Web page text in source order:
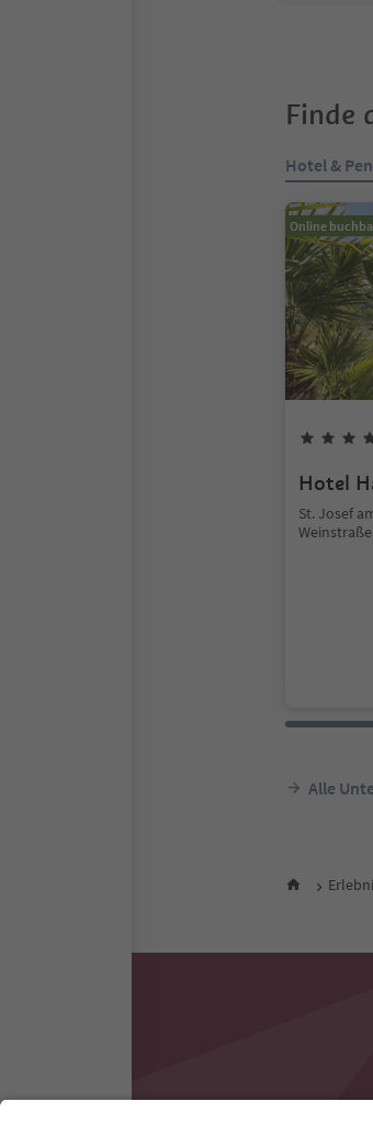
Finde
Hotel &
Online
Hotel
St. Josef
Alle